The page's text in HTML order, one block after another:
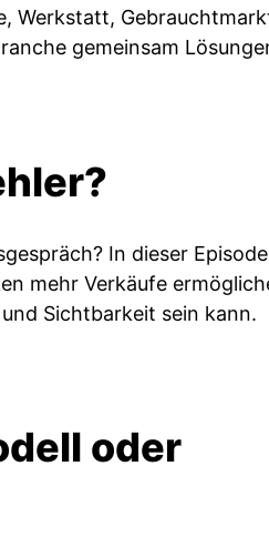
Werkstatt,
gemeinsam
In dieser
mehr Verkäufe
Sichtbarkeit sein kann.
oder